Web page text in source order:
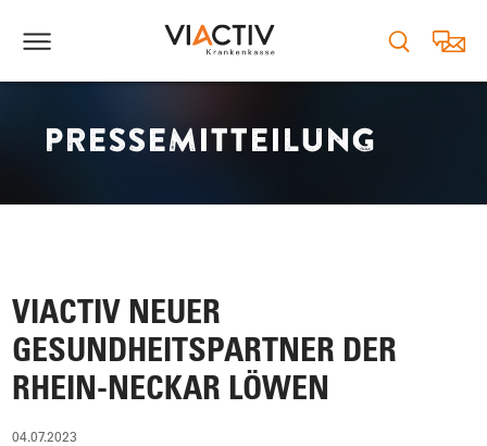
PRESSEMITTEILUNG
VIACTIV NEUER
GESUNDHEITSPARTNER DER
RHEIN-NECKAR LÖWEN
04.07.2023